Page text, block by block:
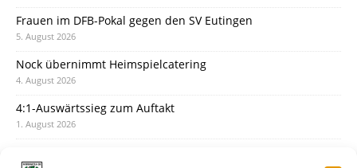
Frauen im DFB-Pokal gegen den SV Eutingen
5. August 2026
Nock übernimmt Heimspielcatering
4. August 2026
4:1-Auswärtssieg zum Auftakt
1. August 2026